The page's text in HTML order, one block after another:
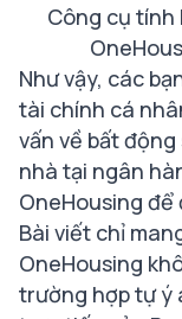
Công cụ tính
Như vậy, các
tài chính cá
vấn về bất
nhà tại ngân
OneHousing
Bài viết chỉ
OneHousing
trường hợp tự ý